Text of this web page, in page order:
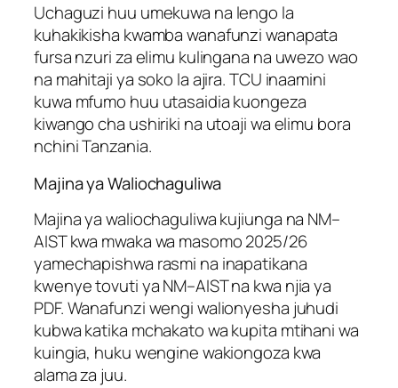
Uchaguzi huu umekuwa na lengo la
kuhakikisha kwamba wanafunzi wanapata
fursa nzuri za elimu kulingana na uwezo wao
na mahitaji ya soko la ajira. TCU inaamini
kuwa mfumo huu utasaidia kuongeza
kiwango cha ushiriki na utoaji wa elimu bora
nchini Tanzania.
Majina ya Waliochaguliwa
Majina ya waliochaguliwa kujiunga na NM–
AIST kwa mwaka wa masomo 2025/26
yamechapishwa rasmi na inapatikana
kwenye tovuti ya NM–AIST na kwa njia ya
PDF. Wanafunzi wengi walionyesha juhudi
kubwa katika mchakato wa kupita mtihani wa
kuingia, huku wengine wakiongoza kwa
alama za juu.